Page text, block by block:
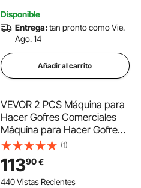
Disponible
Entrega:tan pronto como Vie.
Ago. 14
Añadir al carrito
VEVOR 2 PCS Máquina para
Hacer Gofres Comerciales
Máquina para Hacer Gofres
Rectangulares de Acero
Inoxidable Antiadherente
2000 W con Control de
Temperatura y Tiempo, Asa,
(1)
11390€
440 Vistas Recientes